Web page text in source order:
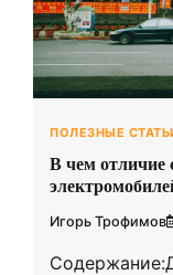
ПОЛЕЗНЫЕ
В чем отличие
Игорь Трофимов